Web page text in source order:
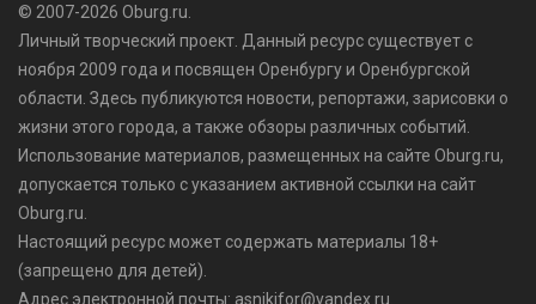
© 2007-2026 Oburg.ru.
Личный творческий проект. Данный ресурс существует с
ноября 2009 года и посвящен Оренбургу и Оренбургской
области. Здесь публикуются новости, репортажи, зарисовки о
жизни этого города, а также обзоры различных событий.
Использование материалов, размещенных на сайте Oburg.ru,
допускается только с указанием активной ссылки на сайт
Oburg.ru.
Настоящий ресурс может содержать материалы 18+
(запрещено для детей).
Адрес электронной почты: asnikifor@yandex.ru.